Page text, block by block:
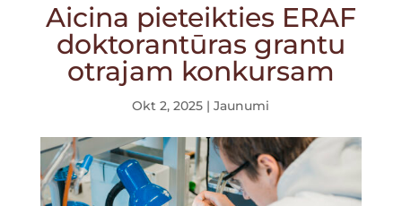
Aicina pieteikties ERAF
doktorantūras grantu
otrajam konkursam
Okt 2, 2025 |Jaunumi